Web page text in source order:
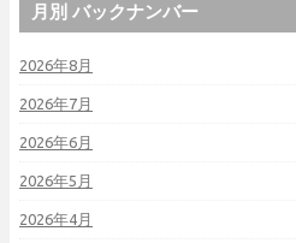
月別 バックナンバー
2026年8月
2026年7月
2026年6月
2026年5月
2026年4月